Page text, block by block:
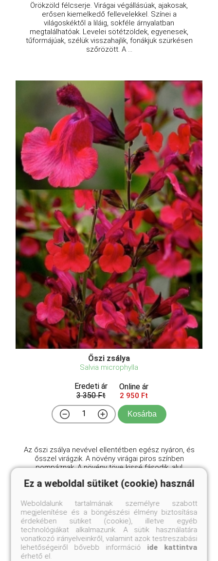
Örökzöld félcserje. Virágai végállásúak, ajakosak,
erősen kiemelkedő fellevelekkel. Színei a
világoskéktől a liláig, sokféle árnyalatban
megtalálhatóak. Levelei sötétzöldek, egyenesek,
tűformájúak, szélük visszahajlik, fonákjuk szürkésen
szőrözött. A ...
Őszi zsálya
Salvia microphylla
Eredeti ár
3 350 Ft
Online ár
2 950 Ft
Kosárba
Az őszi zsálya nevével ellentétben egész nyáron, és
ősszel virágzik. A növény virágai piros színben
pompáznak. A növény töve kissé fásodik, alul
kifejlett mérete egy kb. 80 cm átmérőjű gömbbe
Hasonló termékeink
Ez a weboldal sütiket (cookie) használ
Weboldalunk tartalmának személyre szabott
megjelenítése és a böngészési élmény biztosítása
érdekében sütiket (cookie), illetve egyéb
technológiákat alkalmazunk. A sütik használatára
vonatkozó irányelveinkről, valamint azok testreszabási
lehetőségeiről bővebb információ ide kattintva
érhető el.